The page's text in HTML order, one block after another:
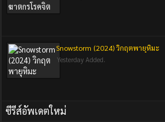
Snowstorm (2024) วิกฤตพายุหิมะ
Yesterday Added.
ซีรีส์อัพเดตใหม่